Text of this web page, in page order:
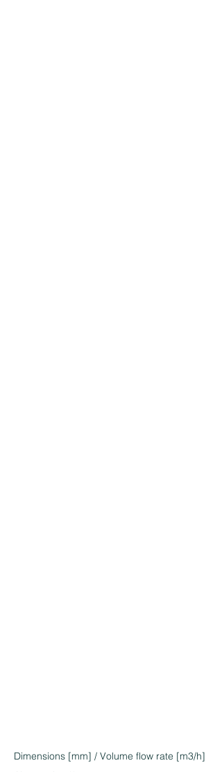
Dimensions [mm] / Volume flow rate [m3/h]